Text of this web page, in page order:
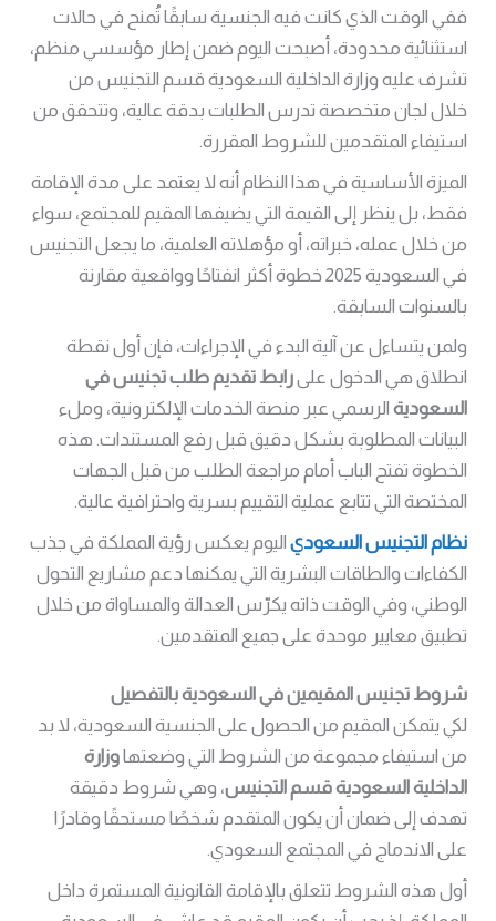
ففي الوقت الذي كانت فيه الجنسية سابقًا تُمنح في حالات
استثنائية محدودة، أصبحت اليوم ضمن إطار مؤسسي منظم،
تشرف عليه وزارة الداخلية السعودية قسم التجنيس من
خلال لجان متخصصة تدرس الطلبات بدقة عالية، وتتحقق من
استيفاء المتقدمين للشروط المقررة.
الميزة الأساسية في هذا النظام أنه لا يعتمد على مدة الإقامة
فقط، بل ينظر إلى القيمة التي يضيفها المقيم للمجتمع، سواء
من خلال عمله، خبراته، أو مؤهلاته العلمية، ما يجعل التجنيس
في السعودية 2025 خطوة أكثر انفتاحًا وواقعية مقارنة
بالسنوات السابقة.
ولمن يتساءل عن آلية البدء في الإجراءات، فإن أول نقطة
انطلاق هي الدخول علىرابط تقديم طلب تجنيس في
السعودية الرسمي عبر منصة الخدمات الإلكترونية، وملء
البيانات المطلوبة بشكل دقيق قبل رفع المستندات. هذه
الخطوة تفتح الباب أمام مراجعة الطلب من قبل الجهات
المختصة التي تتابع عملية التقييم بسرية واحترافية عالية.
نظام التجنيس السعودي اليوم يعكس رؤية المملكة في جذب
الكفاءات والطاقات البشرية التي يمكنها دعم مشاريع التحول
الوطني، وفي الوقت ذاته يكرّس العدالة والمساواة من خلال
تطبيق معايير موحدة على جميع المتقدمين.
شروط تجنيس المقيمين في السعودية بالتفصيل
لكي يتمكن المقيم من الحصول على الجنسية السعودية، لا بد
من استيفاء مجموعة من الشروط التي وضعتهاوزارة
الداخلية السعودية قسم التجنيس، وهي شروط دقيقة
تهدف إلى ضمان أن يكون المتقدم شخصًا مستحقًا وقادرًا
على الاندماج في المجتمع السعودي.
أول هذه الشروط تتعلق بالإقامة القانونية المستمرة داخل